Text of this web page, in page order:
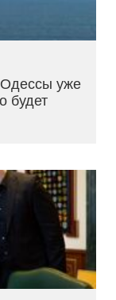
Одессы уже
будет